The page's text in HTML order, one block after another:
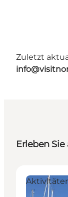
Zuletzt
Erleben Sie